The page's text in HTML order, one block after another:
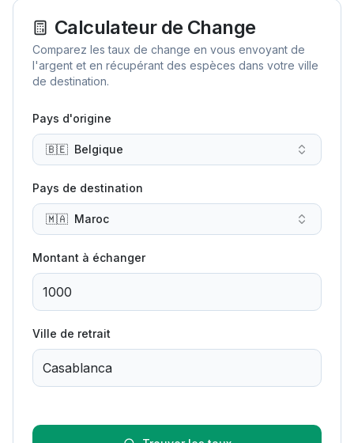
Calculateur de Change
Comparez les taux de change en vous envoyant de
l'argent et en récupérant des espèces dans votre ville
de destination.
Pays d'origine
🇧🇪 Belgique
Pays de destination
🇲🇦 Maroc
Montant à échanger
Ville de retrait